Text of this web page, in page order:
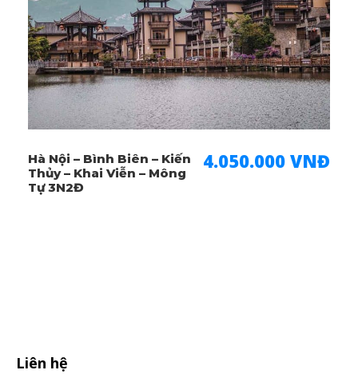
NGÀY 06:
SHANGRILA – LỆ GIANG (ĂN SÁNG/
TRƯA/ TỐI)
NGÀY 07:
LỆ GIANG – CÔN MINH (ĂN SÁNG/
TRƯA/ TỐI)
NGÀY 08:
CÔN MINH –HÀ NỘI(ĂN
SÁNG/TRƯA)
Hà Nội – Bình Biên – Kiến
Thủy – Khai Viễn – Mông
Tự 3N2Đ
4.050.000 VNĐ
Liên hệ